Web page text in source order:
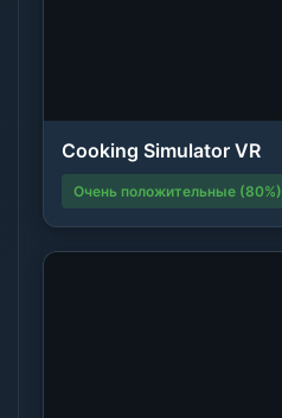
Cooking Simulator VR
Очень положительные (80%)